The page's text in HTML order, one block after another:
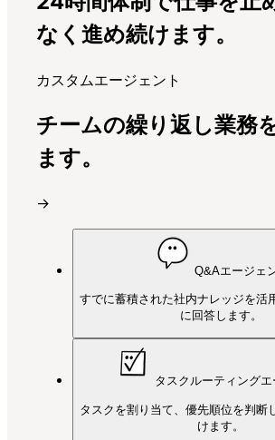
なく進め続けます。
カスタムエージェント
チームの繰り返し業務
ます。
→
Q&Aエージェ
すでに蓄積された社内ナレッジを活
に回答します。
タスクルーティングエ
タスクを割り当て、優先順位を判断
けます。